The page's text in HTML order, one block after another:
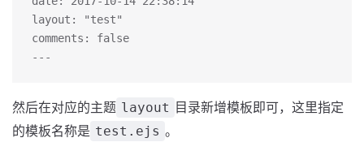
layout: "test"
comments: false
---
然后在对应的主题 layout 目录新增模板即可，这里指定
的模板名称是 test.ejs 。